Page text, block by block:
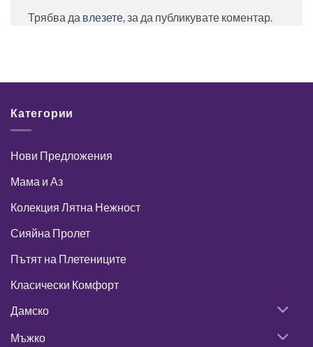
Трябва да влезете, за да публикувате коментар.
Категории
Нови Предложения
Мама и Аз
Колекция Лятна Нежност
Сияйна Пролет
Пътят на Плетениците
Класически Комфорт
Дамско
Мъжко